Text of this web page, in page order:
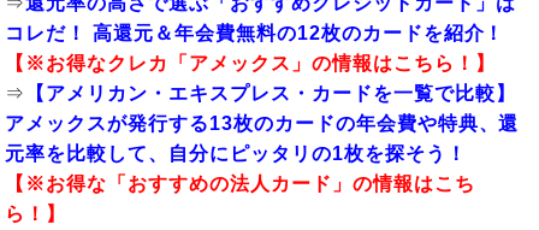
コレだ！ 高還元＆年会費無料の12枚のカードを紹介！
【※お得なクレカ「 アメックス 」の情報はこちら！】
⇒
【アメリカン・エキスプレス・カードを一覧で比較】
アメックスが発行する13枚のカードの年会費や特典、還
元率を比較して、自分にピッタリの1枚を探そう！
【※お得な「 おすすめの法人カード 」の情報はこち
ら！】